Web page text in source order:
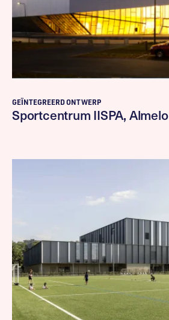
GEÏNTEGREERD ONTWERP
Sportcentrum IISPA, Almelo